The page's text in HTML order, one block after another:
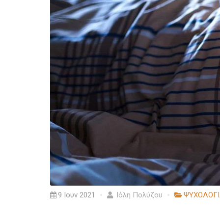
9 Ιουν 2021 Ιόλη Πολύζου